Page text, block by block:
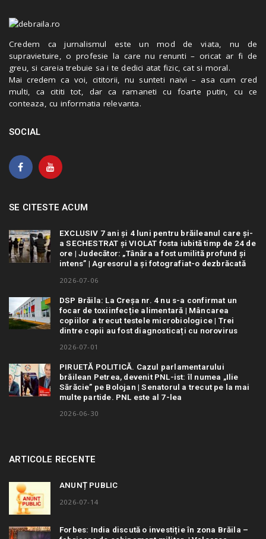
Credem ca jurnalismul este un mod de viata, nu de
supravietuire, o profesie la care nu renunti – oricat ar fi de
greu, si careia trebuie sa i te dedici atat fizic, cat si moral.
Mai credem ca voi, cititorii, nu sunteti naivi – asa cum cred
multi, ca cititi tot, dar ca ramaneti cu foarte putin, cu ce
conteaza, cu informatia relevanta.
SOCIAL
SE CITESTE ACUM
EXCLUSIV 7 ani și 4 luni pentru brăileanul care și-
a SECHESTRAT și VIOLAT fosta iubită timp de 24 de
ore | Judecător: „Tânăra a fost umilită profund și
intens” | Agresorul a și fotografiat-o dezbrăcată
2026-07-06
DSP Brăila: La Creșa nr. 4 nu s-a confirmat un
focar de toxiinfecție alimentară | Mâncarea
copiilor a trecut testele microbiologice | Trei
dintre copii au fost diagnosticați cu norovirus
2026-07-01
PIRUETĂ POLITICĂ. Cazul parlamentarului
brăilean Petrea, devenit PNL-ist: îl numea „Ilie
Sărăcie” pe Bolojan | Senatorul a trecut pe la mai
multe partide. PNL este al 7-lea
2026-06-30
ARTICOLE RECENTE
ANUNȚ PUBLIC
2026-07-14
Forbes: India discută o investiție în zona Brăila –